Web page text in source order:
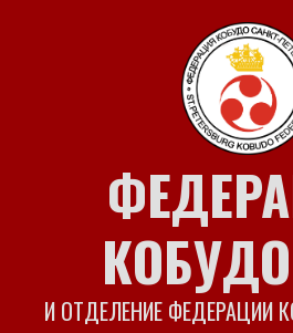
И ОТДЕЛЕНИЕ ФЕДЕРАЦИИ